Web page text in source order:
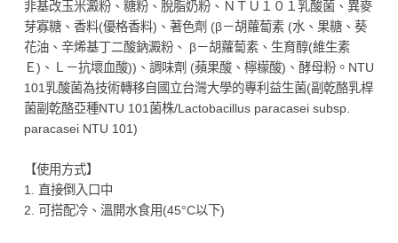
非基改玉米澱粉、糖粉、脫脂奶粉、ＮＴＵ１０１乳酸菌、異麥
芽寡糖、香料(優格香料)、著色劑 (β－胡蘿蔔素 (水、果糖、葵
花油、辛烯基丁二酸鈉澱粉、 β－胡蘿蔔素、生育醇(維生素
Ｅ)、Ｌ－抗壞血酸))、調味劑 (蘋果酸、檸檬酸)、酵母粉。NTU
101乳酸菌為技術轉移自國立台灣大學的專利益生菌(副乾酪乳桿
菌副乾酪亞種NTU 101菌株/Lactobacillus paracasei subsp.
paracasei NTU 101)
【使用方式】
1. 直接倒入口中
2. 可搭配冷、溫開水食用(45°C以下)